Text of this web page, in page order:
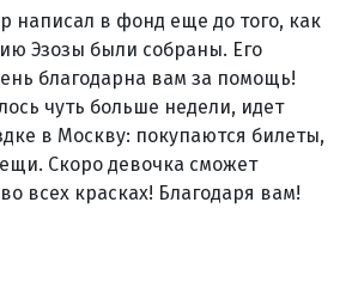
написал в фонд еще до того, как
Эзозы были собраны. Его
благодарна вам за помощь!
чуть больше недели, идет
в Москву: покупаются билеты,
Скоро девочка сможет
всех красках! Благодаря вам!